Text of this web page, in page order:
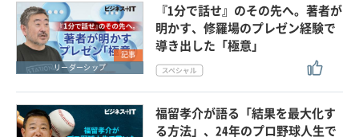
記事
リーダーシップ
『1分で話せ』のその先へ。著者が
明かす、修羅場のプレゼン経験で
導き出した「極意」
福留孝介が語る「結果を最大化す
る方法」、24年のプロ野球人生で